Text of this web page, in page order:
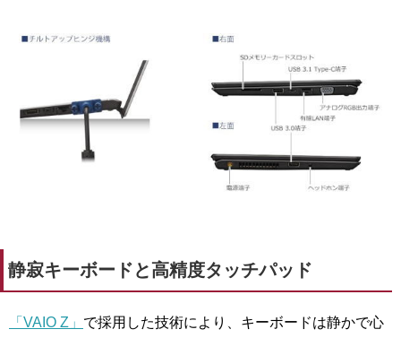
静寂キーボードと高精度タッチパッド
「VAIO Z」 で採用した技術により、キーボードは静かで心